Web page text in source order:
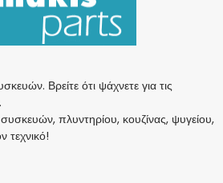
Βρείτε ότι ψάχνετε για τις
πλυντηρίου, κουζίνας, ψυγείου,
τεχνικό!